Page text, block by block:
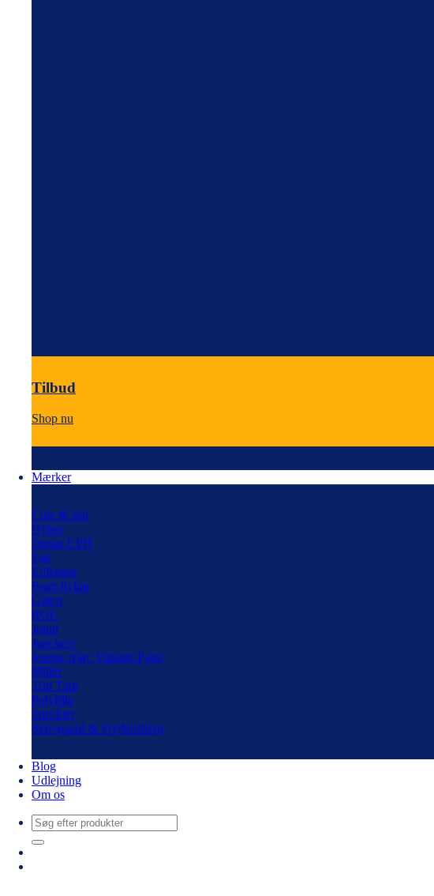
Tilbud
Shop nu
Mærker
Cole & son
Dylon
Detale CPH
Ege
Eijfenger
Ferm living
Gjøco
ROC
Jotun
Junckers
Jeanne d'arc Vintage Paint
Miller
Trip Trap
Polyfilla
Speckter
Skovgaard & Frydensberg
Blog
Udlejning
Om os
Søg
efter: